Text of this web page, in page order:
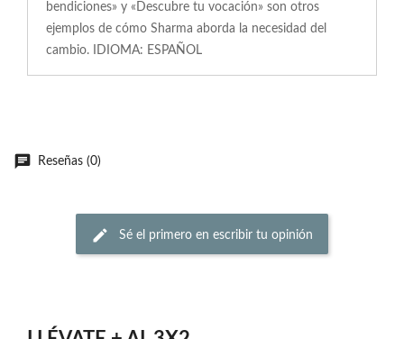
bendiciones» y «Descubre tu vocación» son otros
ejemplos de cómo Sharma aborda la necesidad del
cambio. IDIOMA: ESPAÑOL
Reseñas (0)
Sé el primero en escribir tu opinión